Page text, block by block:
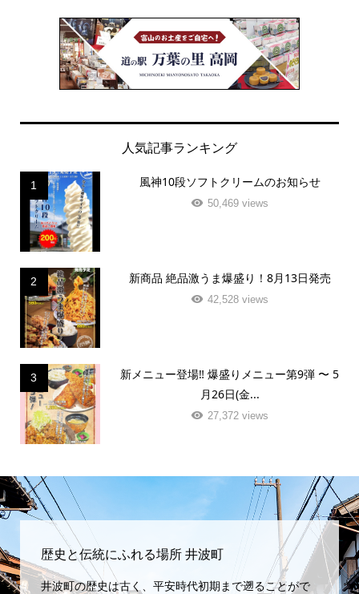
人気記事ランキング
1 風神10段ソフトクリームのお知らせ
50,469 views
2 新商品 絶品激うま爆盛り！8月13日発売
42,528 views
3
新メニュー登場‼️ 爆盛りメニュー第9弾 〜 5
月26日(金...
27,372 views
歴史と伝統にふれる場所 井波町
井波町の歴史は古く、平安時代初期まで遡ることがで